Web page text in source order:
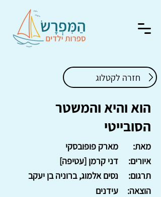
חזרה לקטלוג
הוא והיא והמשטר
הסובייטי
מארק פופובסקי
מאת:
דני קרמן [עטיפה]
איורים:
נסים אלמוג, ברוניה בן יעקב
תרגום:
עידנים
הוצאה: